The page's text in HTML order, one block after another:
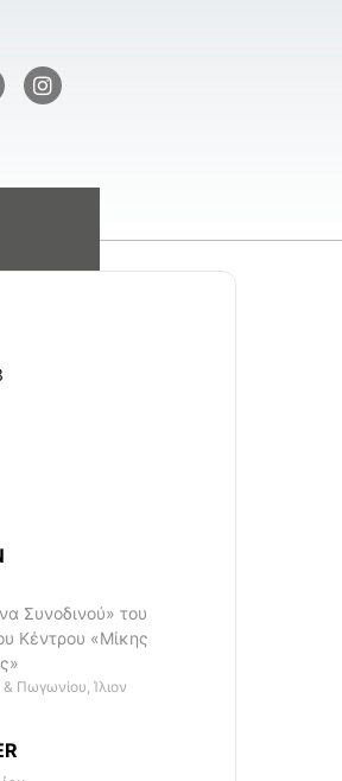
Συνοδινού» του
Κέντρου «Μίκης
Πωγωνίου, Ίλιον